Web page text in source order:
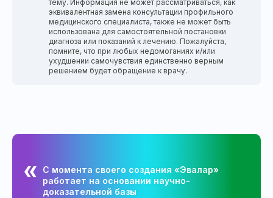
тему. Информация не может рассматриваться, как
эквивалентная замена консультации профильного
медицинского специалиста, также не может быть
использована для самостоятельной постановки
диагноза или показаний к лечению. Пожалуйста,
помните, что при любых недомоганиях и/или
ухудшении самочувствия единственно верным
решением будет обращение к врачу.
С момента своего создания «Эвалар»
работает на основании научно-
доказательной базы